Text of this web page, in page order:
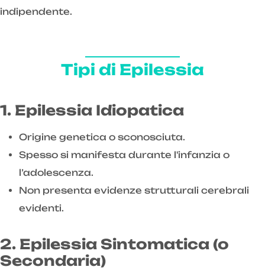
indipendente.
Tipi di Epilessia
1. Epilessia Idiopatica
Origine genetica o sconosciuta.
Spesso si manifesta durante l'infanzia o
l’adolescenza.
Non presenta evidenze strutturali cerebrali
evidenti.
2. Epilessia Sintomatica (o
Secondaria)